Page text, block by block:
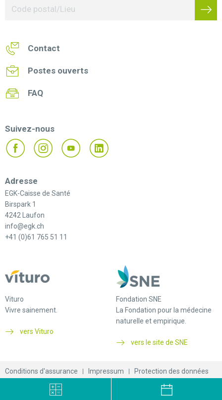
Contact
Postes ouverts
FAQ
Suivez-nous
Adresse
EGK-Caisse de Santé
Birspark 1
4242 Laufon
info@egk.ch
+41 (0)61 765 51 11
Vituro
Vivre sainement.
vers Vituro
Fondation SNE
La Fondation pour la médecine
naturelle et empirique.
vers le site de SNE
Conditions d'assurance Impressum
Protection des données
© 2026 EGK-Caisse de santé